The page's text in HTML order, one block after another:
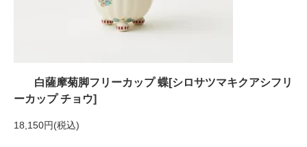
白薩摩菊脚フリーカップ 蝶[シロサツマキクアシフリ
ーカップ チョウ]
18,150円(税込)